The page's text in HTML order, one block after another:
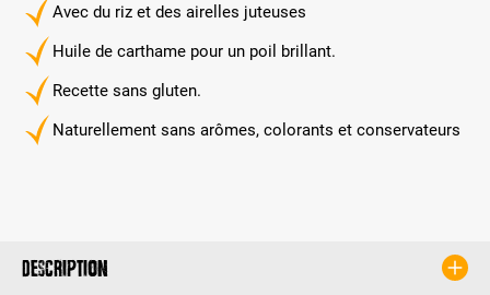
Avec du riz et des airelles juteuses
Huile de carthame pour un poil brillant.
Recette sans gluten.
Naturellement sans arômes, colorants et conservateurs
Description